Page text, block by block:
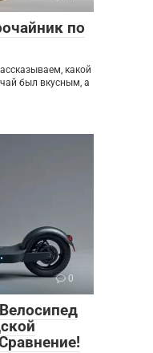
по
какой
был вкусным, а
0